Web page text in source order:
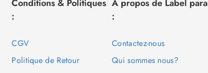
Conditions & Politiques
:
CGV
Politique de Retour
À propos de Label para
:
Contactez-nous
Qui sommes nous?